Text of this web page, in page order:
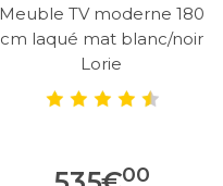
Meuble TV moderne 180
cm laqué mat blanc/noir
Lorie
00